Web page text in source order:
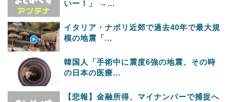
いー！」 →...
イタリア・ナポリ近郊で過去40年で最大規
模の地震「...
韓国人「手術中に震度6強の地震、その時
の日本の医療...
【悲報】金融所得、マイナンバーで捕捉へ